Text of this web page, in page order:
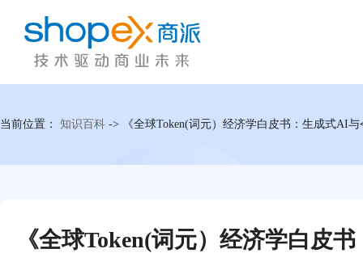
当前位置： 知识百科 -> 《全球Token(词元）经济学白皮书：生成式AI
《全球Token(词元）经济学白皮